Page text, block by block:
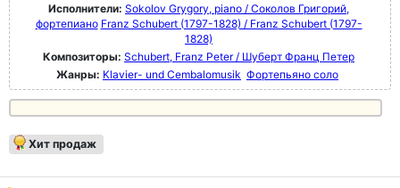
Исполнители: Sokolov Grygory, piano / Соколов Григорий,
фортепиано Franz Schubert (1797-1828) / Franz Schubert (1797-
1828)
Композиторы: Schubert, Franz Peter / Шуберт Франц Петер
Жанры: Klavier- und Cembalomusik Фортепьяно соло
Хит продаж